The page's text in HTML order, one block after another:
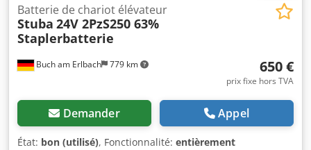
Buch am Erlbach 779 km
Batterie de chariot élévateur
Stuba 24V 2PzS250 63%
Staplerbatterie
650 €
prix fixe hors TVA
Demander Appel
État: bon (utilisé), Fonctionnalité: entièrement